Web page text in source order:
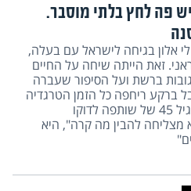
פה לחץ בלתי מוסבר.
אלון בגיחה לישראל עם בעלה,
זאת הייתה שיחה על החיים
ברשת ועל הסיפור שעברה
ברקע ריחפה כל הזמן הטרגדיה
שבאה לה משום מקום: מותו בגיל 45 של שותפה לדוקו
מצליחה להבין מה קרה", היא